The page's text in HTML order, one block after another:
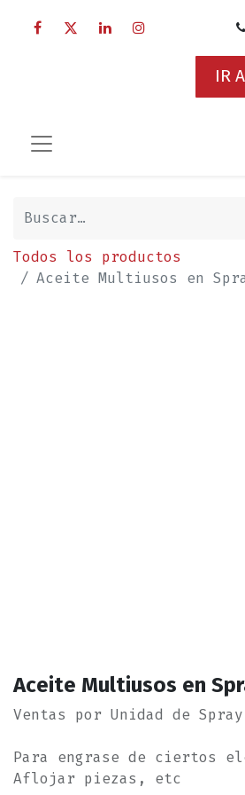
IR
Todos los productos
Aceite Multiusos en
Aceite Multiusos en
Ventas por Unidad de
Para engrase de ciertos
Aflojar piezas, etc